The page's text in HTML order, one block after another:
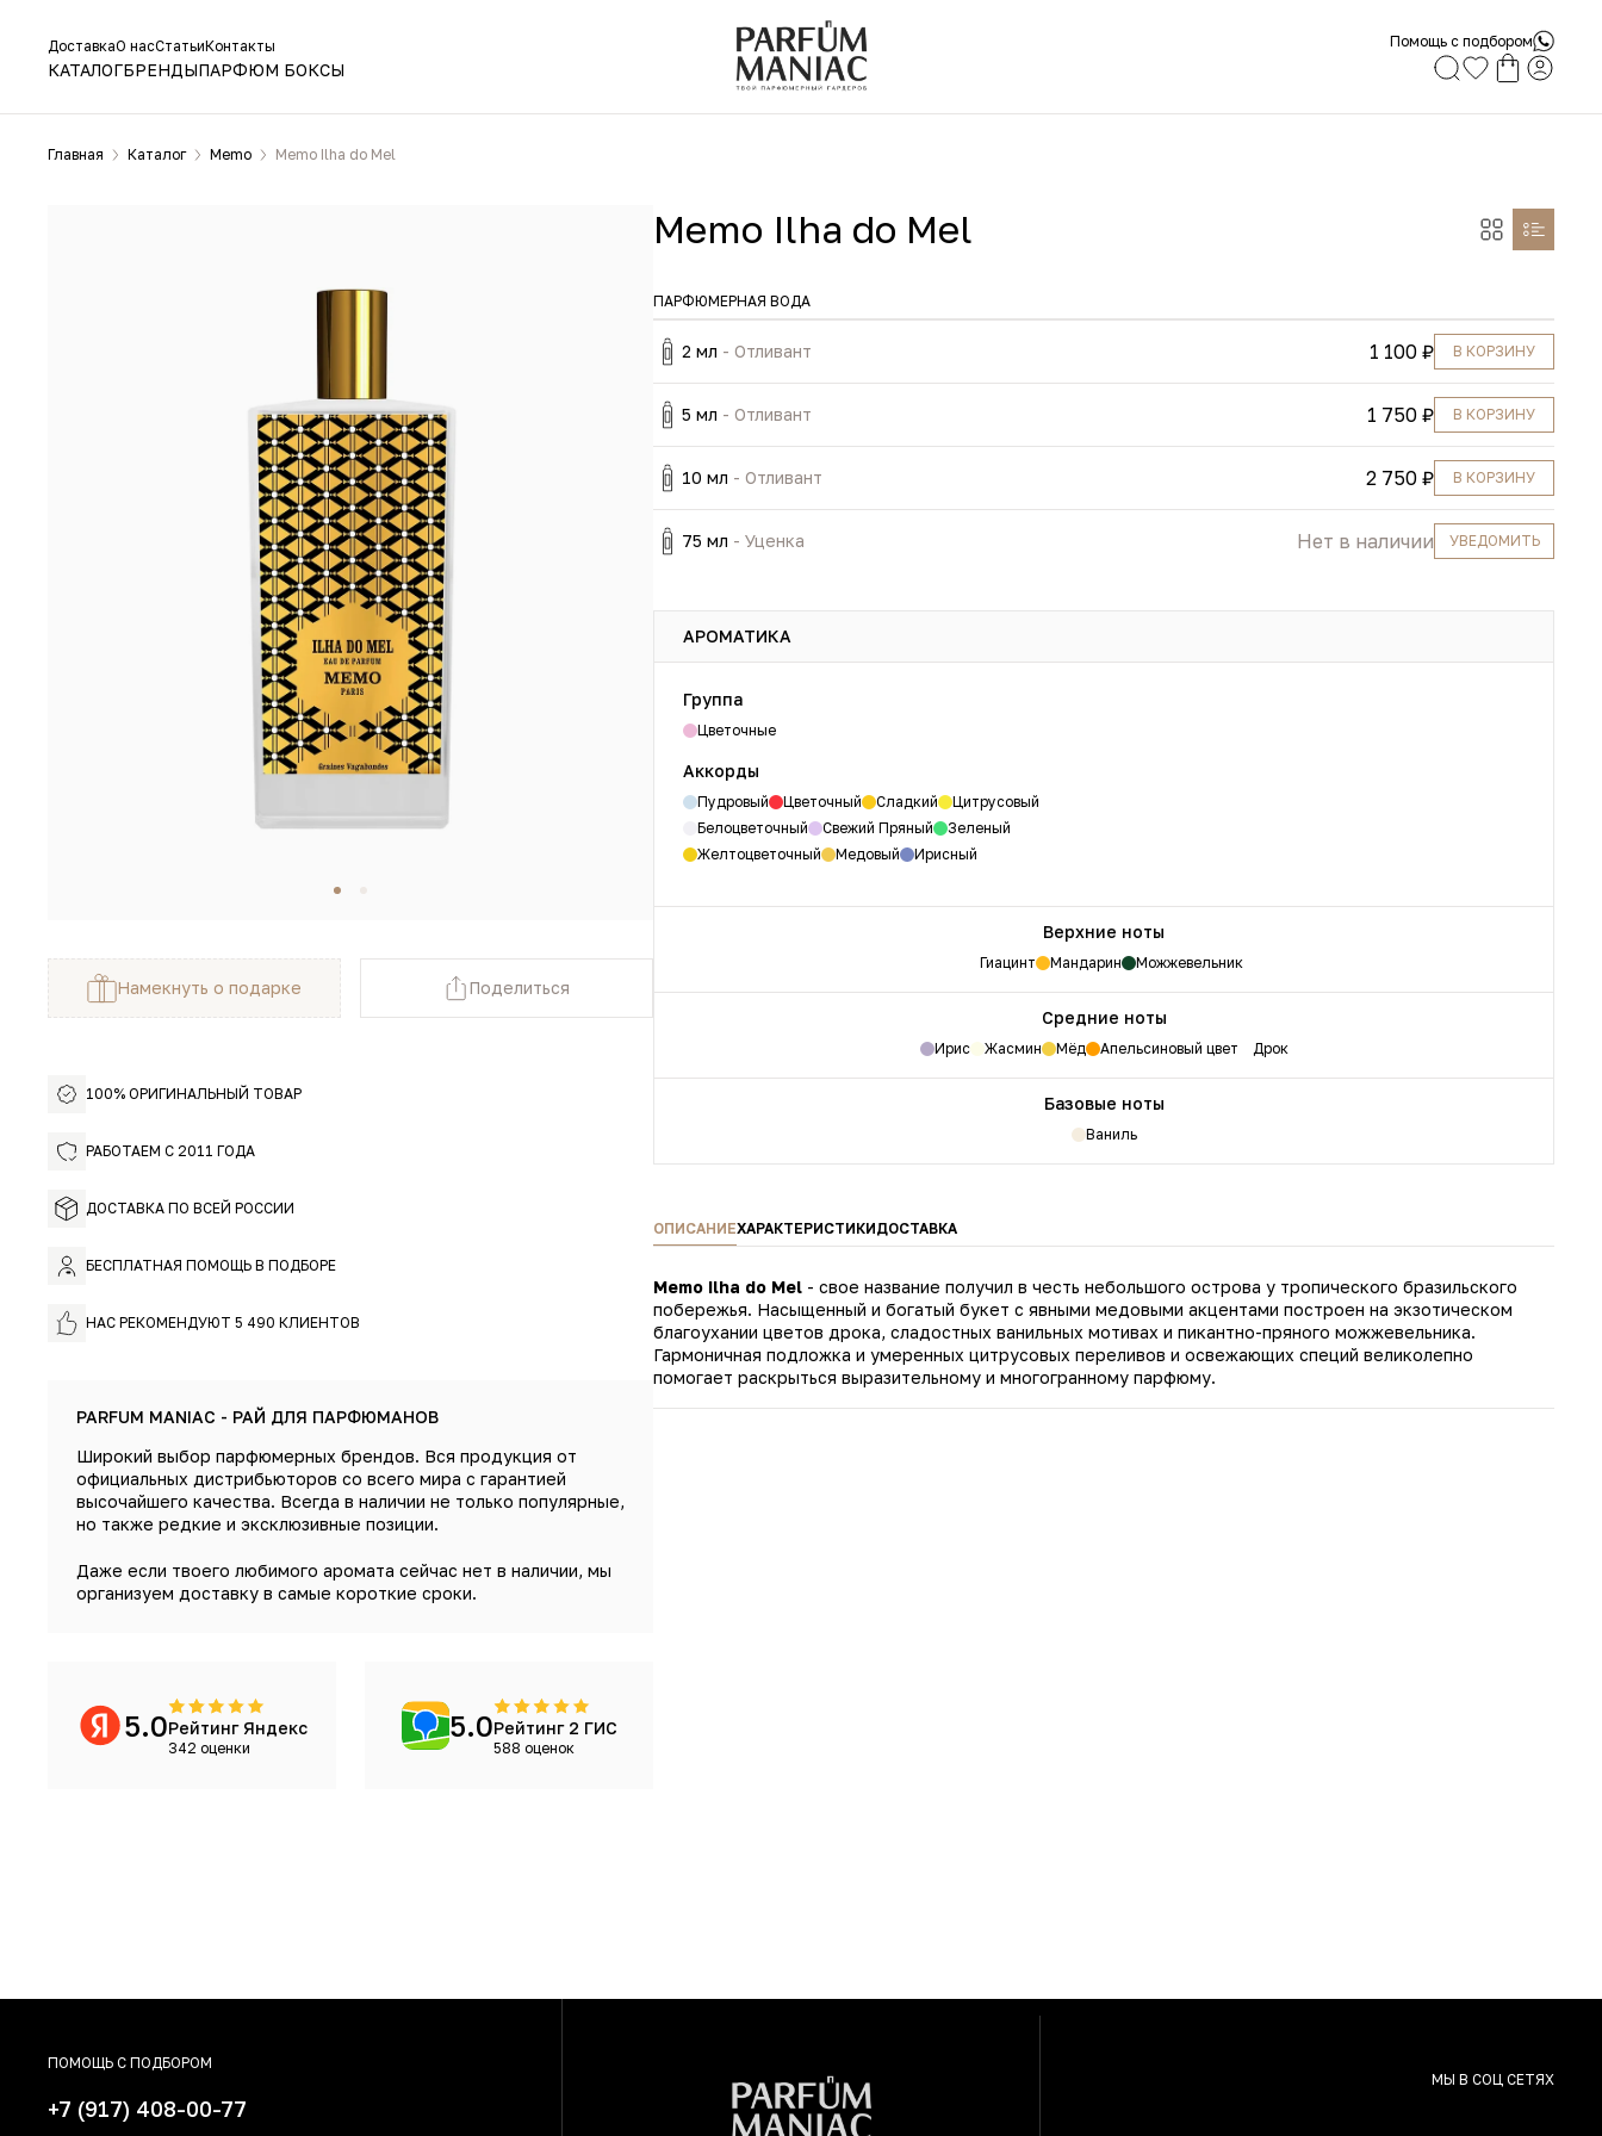
ДоставкаО насСтатьиКонтакты
КАТАЛОГБРЕНДЫПАРФЮМ БОКСЫ
Помощь с подбором
Главная Каталог Memo Memo Ilha do Mel
Намекнуть о подарке Поделиться
100% ОРИГИНАЛЬНЫЙ ТОВАР
РАБОТАЕМ С 2011 ГОДА
ДОСТАВКА ПО ВСЕЙ РОССИИ
БЕСПЛАТНАЯ ПОМОЩЬ В ПОДБОРЕ
НАС РЕКОМЕНДУЮТ 5 490 КЛИЕНТОВ
PARFUM MANIAC - РАЙ ДЛЯ ПАРФЮМАНОВ
Широкий выбор парфюмерных брендов. Вся продукция от
официальных дистрибьюторов со всего мира с гарантией
высочайшего качества. Всегда в наличии не только популярные,
но также редкие и эксклюзивные позиции.
Даже если твоего любимого аромата сейчас нет в наличии, мы
организуем доставку в самые короткие сроки.
5.0Рейтинг Яндекс
342 оценки
5.0Рейтинг 2 ГИС
588 оценок
Memo Ilha do Mel
ПАРФЮМЕРНАЯ ВОДА
2 мл - Отливант 1 100 ₽ В КОРЗИНУ
5 мл - Отливант 1 750 ₽ В КОРЗИНУ
10 мл - Отливант 2 750 ₽ В КОРЗИНУ
75 мл - Уценка Нет в наличии УВЕДОМИТЬ
АРОМАТИКА
Группа
Цветочные
Аккорды
Пудровый Цветочный Сладкий
Цитрусовый
Белоцветочный
Свежий Пряный
Зеленый
Желтоцветочный
Медовый Ирисный
Верхние ноты
Гиацинт Мандарин Можжевельник
Средние ноты
Ирис Жасмин Мёд Апельсиновый цвет Дрок
Базовые ноты
Ваниль
ОПИСАНИЕХАРАКТЕРИСТИКИДОСТАВКА
Memo Ilha do Mel - свое название получил в честь небольшого острова у тропического бразильского
побережья. Насыщенный и богатый букет с явными медовыми акцентами построен на экзотическом
благоухании цветов дрока, сладостных ванильных мотивах и пикантно-пряного можжевельника.
Гармоничная подложка и умеренных цитрусовых переливов и освежающих специй великолепно
помогает раскрыться выразительному и многогранному парфюму.
ПОМОЩЬ С ПОДБОРОМ
+7 (917) 408-00-77
МЫ В СОЦ СЕТЯХ